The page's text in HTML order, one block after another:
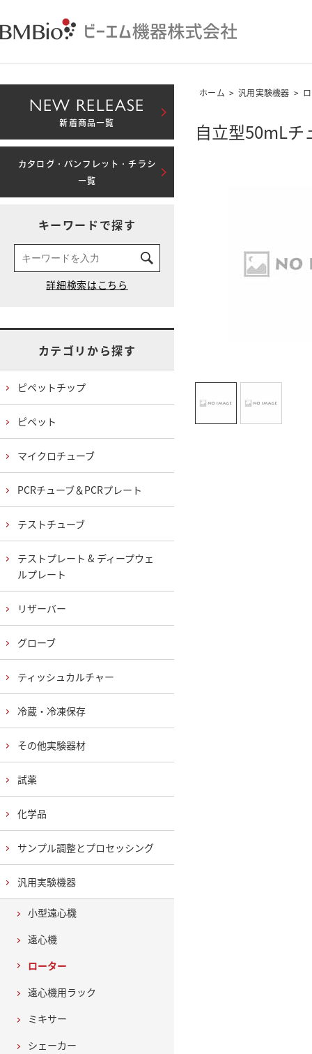
ホーム > 汎用実験機器 >
自立型50mLチ
NEW RELEASE
新着商品一覧
カタログ・パンフレット・チラシ
一覧
キーワードで探す
カテゴリから探す
ピペットチップ
ピペット
マイクロチューブ
PCRチューブ＆PCRプレート
テストチューブ
テストプレート & ディープウェ
ルプレート
リザーバー
グローブ
ティッシュカルチャー
冷蔵・冷凍保存
その他実験器材
試薬
化学品
サンプル調整とプロセッシング
汎用実験機器
小型遠心機
遠心機
ローター
遠心機用ラック
ミキサー
シェーカー